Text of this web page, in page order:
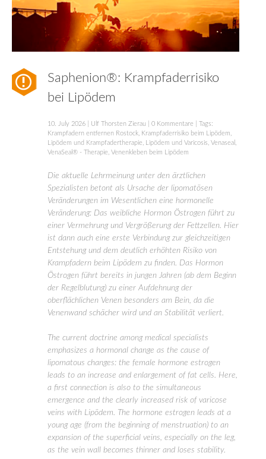
Saphenion®: Krampfaderrisiko
bei Lipödem
10. July 2026 Ulf Thorsten Zierau 0 Kommentare | Tags:
Krampfadern entfernen Rostock
Krampfaderrisiko beim Lipödem
Lipödem und Krampfadertherapie
Lipödem und Varicosis Venaseal
VenaSeal® - Therapie Venenkleben beim Lipödem
Die aktuelle Lehrmeinung unter den ärztlichen
Spezialisten betont als Ursache der lipomatösen
Veränderungen im Wesentlichen eine hormonelle
Veränderung: Das weibliche Hormon Östrogen führt zu
einer Vermehrung und Vergrößerung der Fettzellen. Hier
ist dann auch eine erste Verbindung zur gleichzeitigen
Entstehung und dem deutlich erhöhten Risiko von
Krampfadern beim Lipödem zu finden. Das Hormon
Östrogen führt bereits in jungen Jahren (ab dem Beginn
der Regelblutung) zu einer Aufdehnung der
oberflächlichen Venen besonders am Bein, da die
Venenwand schächer wird und an Stabilität verliert.
The current doctrine among medical specialists
emphasizes a hormonal change as the cause of
lipomatous changes: the female hormone estrogen
leads to an increase and enlargement of fat cells. Here,
a first connection is also to the simultaneous
emergence and the clearly increased risk of varicose
veins with Lipödem. The hormone estrogen leads at a
young age (from the beginning of menstruation) to an
expansion of the superficial veins, especially on the leg,
as the vein wall becomes thinner and loses stability.